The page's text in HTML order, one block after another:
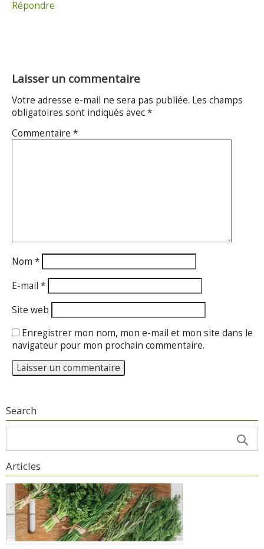
Répondre
Laisser un commentaire
Votre adresse e-mail ne sera pas publiée. Les champs
obligatoires sont indiqués avec*
Commentaire *
Nom *
E-mail *
Site web
Enregistrer mon nom, mon e-mail et mon site dans le
navigateur pour mon prochain commentaire.
Search
Articles